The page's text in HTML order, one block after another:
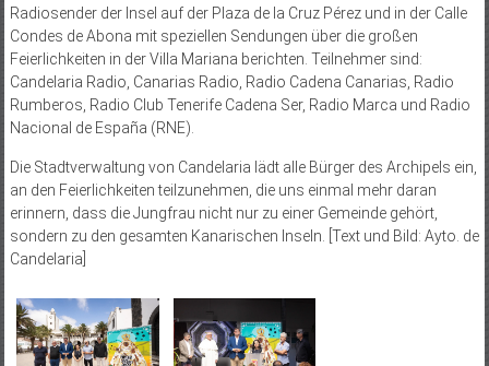
Radiosender der Insel auf der Plaza de la Cruz Pérez und in der Calle
Condes de Abona mit speziellen Sendungen über die großen
Feierlichkeiten in der Villa Mariana berichten. Teilnehmer sind:
Candelaria Radio, Canarias Radio, Radio Cadena Canarias, Radio
Rumberos, Radio Club Tenerife Cadena Ser, Radio Marca und Radio
Nacional de España (RNE).
Die Stadtverwaltung von Candelaria lädt alle Bürger des Archipels ein,
an den Feierlichkeiten teilzunehmen, die uns einmal mehr daran
erinnern, dass die Jungfrau nicht nur zu einer Gemeinde gehört,
sondern zu den gesamten Kanarischen Inseln. [Text und Bild: Ayto. de
Candelaria]